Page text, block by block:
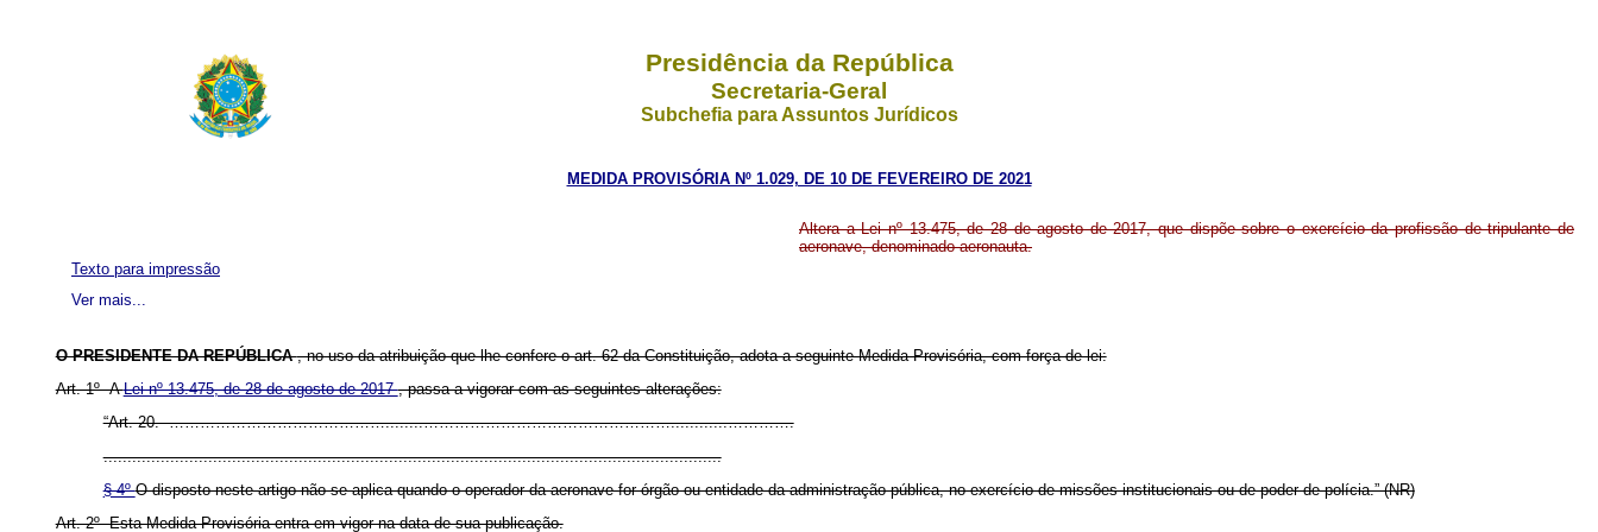
Presidência da República
Secretaria-Geral
Subchefia para Assuntos Jurídicos
MEDIDA PROVISÓRIA Nº 1.029, DE 10 DE FEVEREIRO DE 2021
Altera a Lei nº 13.475, de 28 de agosto de 2017, que dispõe sobre o exercício da profissão de tripulante de
aeronave, denominado aeronauta.
Ver mais...
Texto para impressão
O PRESIDENTE DA REPÚBLICA, no uso da atribuição que lhe confere o art. 62 da Constituição, adota a seguinte Medida Provisória, com força de lei:
Art. 1º ALei nº 13.475, de 28 de agosto de 2017, passa a vigorar com as seguintes alterações:
“Art. 20. ……………………………………........…………………………………………............………….
..................................................................................................................................
§ 4ºO disposto neste artigo não se aplica quando o operador da aeronave for órgão ou entidade da administração pública, no exercício de missões institucionais ou de poder de polícia.” (NR)
Art. 2º Esta Medida Provisória entra em vigor na data de sua publicação.